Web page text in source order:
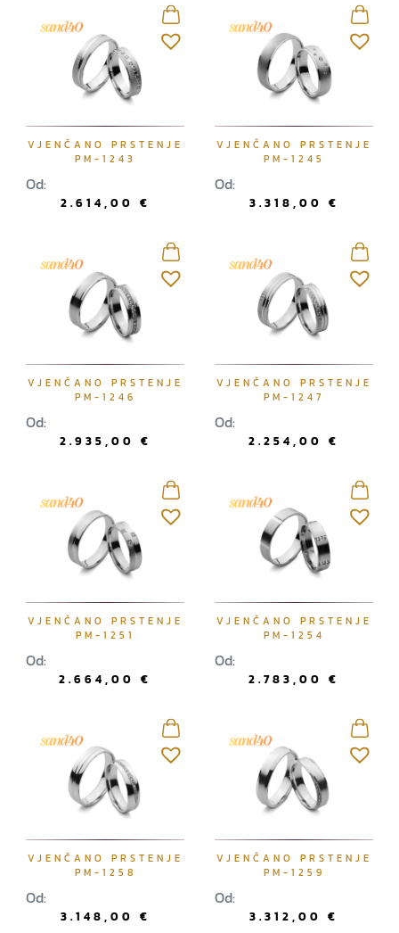
VJENČANO PRSTENJE
PM-1243
Od:
2.614,00 €
VJENČANO PRSTENJE
PM-1245
Od:
3.318,00 €
VJENČANO PRSTENJE
PM-1246
Od:
2.935,00 €
VJENČANO PRSTENJE
PM-1247
Od:
2.254,00 €
VJENČANO PRSTENJE
PM-1251
Od:
2.664,00 €
VJENČANO PRSTENJE
PM-1254
Od:
2.783,00 €
VJENČANO PRSTENJE
PM-1258
Od:
3.148,00 €
VJENČANO PRSTENJE
PM-1259
Od:
3.312,00 €